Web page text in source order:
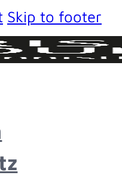
Skip to footer